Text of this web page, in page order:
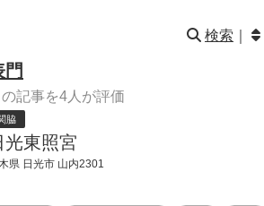
検索
門
の記事を4人が評価
脇
光東照宮
県 日光市 山内2301